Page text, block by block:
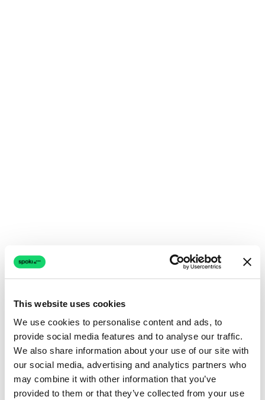
This website uses cookies
We use cookies to personalise content and ads, to
provide social media features and to analyse our traffic.
We also share information about your use of our site with
our social media, advertising and analytics partners who
may combine it with other information that you’ve
provided to them or that they’ve collected from your use